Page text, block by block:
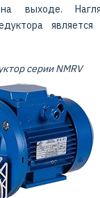
выходе.
серии NMRV